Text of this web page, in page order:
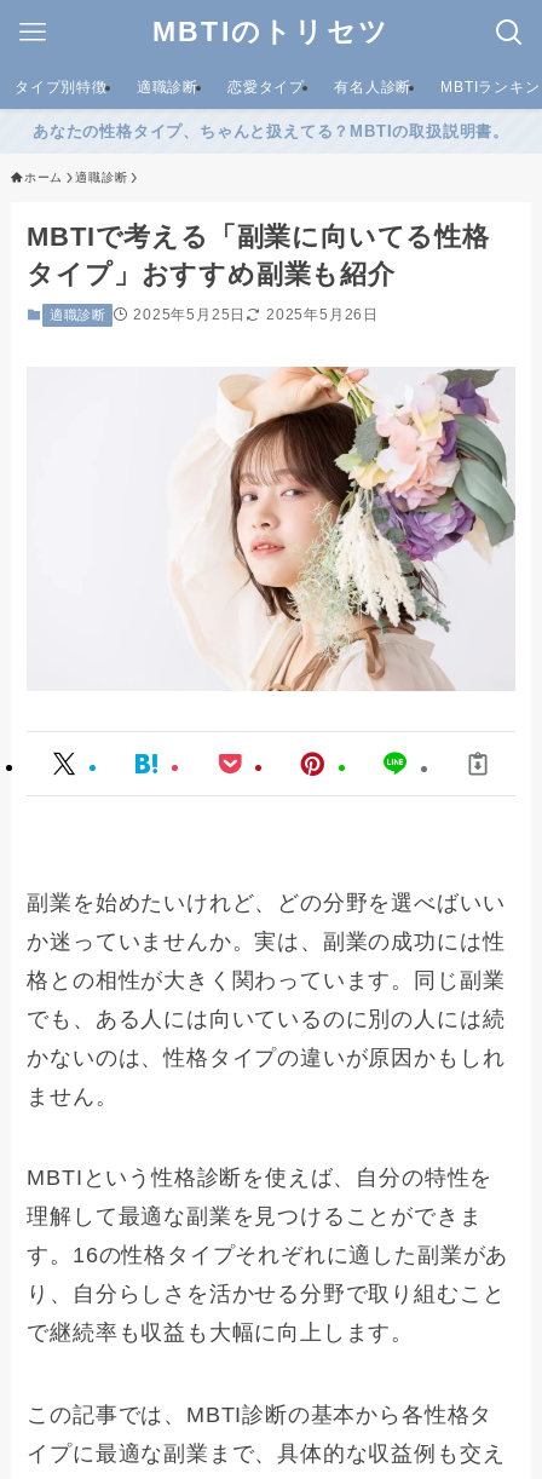
MBTIのトリセツ
タイプ別特徴 適職診断 恋愛タイプ 有名人診断 MBTIランキ
あなたの性格タイプ、ちゃんと扱えてる？MBTIの取扱説明書。
ホーム 適職診断
MBTIで考える「副業に向いてる性格
タイプ」おすすめ副業も紹介
適職診断 2025年5月25日 2025年5月26日
副業を始めたいけれど、どの分野を選べばいい
か迷っていませんか。実は、副業の成功には性
格との相性が大きく関わっています。同じ副業
でも、ある人には向いているのに別の人には続
かないのは、性格タイプの違いが原因かもしれ
ません。
MBTIという性格診断を使えば、自分の特性を
理解して最適な副業を見つけることができま
す。16の性格タイプそれぞれに適した副業があ
り、自分らしさを活かせる分野で取り組むこと
で継続率も収益も大幅に向上します。
この記事では、MBTI診断の基本から各性格タ
イプに最適な副業まで、具体的な収益例も交え